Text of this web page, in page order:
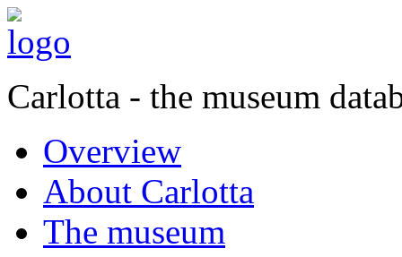
Carlotta - the museum
Overview
About Carlotta
The museum